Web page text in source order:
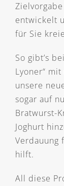
entwickelt
für Sie
So gibt’s
Lyoner“
unsere
sogar auf
Bratwurst-
Joghurt
Verdauung
hilft.
All diese